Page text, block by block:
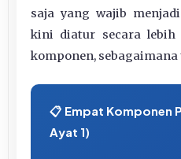
saja yang wajib
kini diatur secara
komponen,
📋 Empat Komponen
Ayat 1)